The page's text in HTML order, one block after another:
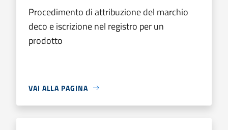
Procedimento di attribuzione del marchio
deco e iscrizione nel registro per un
prodotto
VAI ALLA PAGINA